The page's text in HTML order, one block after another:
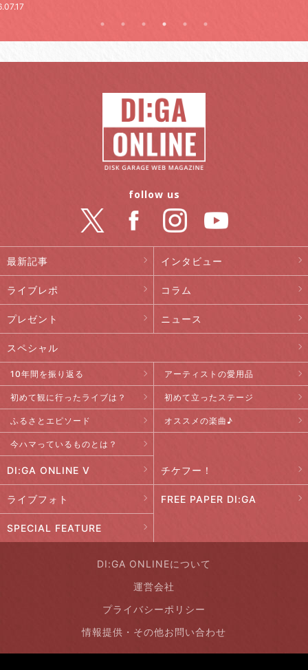
最新記事 インタビュー
ライブレポ コラム
プレゼント ニュース
スペシャル
10年間を振り返る アーティストの愛用品
初めて観に行ったライブは？ 初めて立ったステージ
ふるさとエピソード オススメの楽曲♪
今ハマっているものとは？
DI:GA ONLINE V チケフー！
ライブフォト FREE PAPER DI:GA
SPECIAL FEATURE
follow us
DI:GA ONLINEについて
運営会社
プライバシーポリシー
情報提供・その他お問い合わせ